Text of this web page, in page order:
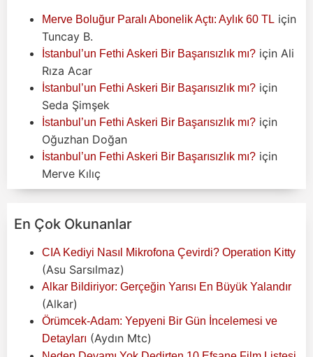
Merve Boluğur Paralı Abonelik Açtı: Aylık 60 TL için
Tuncay B.
İstanbul’un Fethi Askeri Bir Başarısızlık mı? için Ali
Rıza Acar
İstanbul’un Fethi Askeri Bir Başarısızlık mı? için
Seda Şimşek
İstanbul’un Fethi Askeri Bir Başarısızlık mı? için
Oğuzhan Doğan
İstanbul’un Fethi Askeri Bir Başarısızlık mı? için
Merve Kılıç
En Çok Okunanlar
CIA Kediyi Nasıl Mikrofona Çevirdi? Operation Kitty
(Asu Sarsılmaz)
Alkar Bildiriyor: Gerçeğin Yarısı En Büyük Yalandır
(Alkar)
Örümcek-Adam: Yepyeni Bir Gün İncelemesi ve
Detayları (Aydın Mtc)